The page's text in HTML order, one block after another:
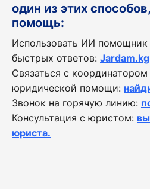
один из этих
помощь:
Использовать ИИ помощник
быстрых ответов: Jardam.kg
Связаться с
юридической помощи:
Звонок на горячую линию:
Консультация с юристом:
юриста.